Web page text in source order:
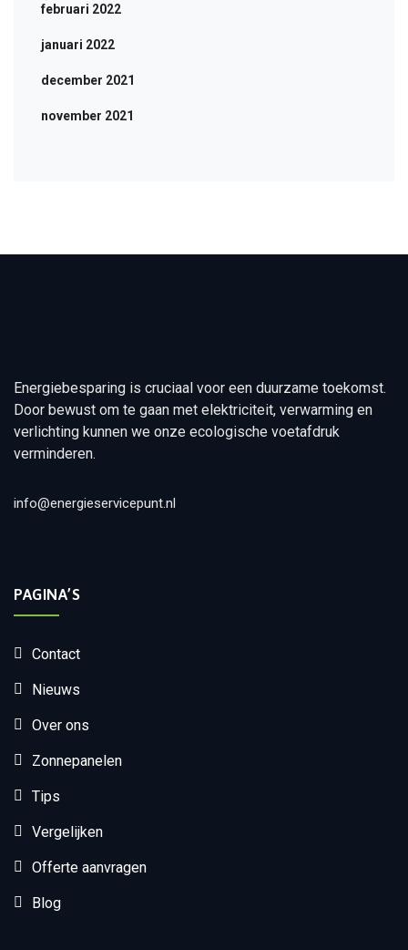
februari 2022
januari 2022
december 2021
november 2021
Energiebesparing is cruciaal voor een duurzame toekomst.
Door bewust om te gaan met elektriciteit, verwarming en
verlichting kunnen we onze ecologische voetafdruk
verminderen.
info@energieservicepunt.nl
PAGINA’S
Contact
Nieuws
Over ons
Zonnepanelen
Tips
Vergelijken
Offerte aanvragen
Blog